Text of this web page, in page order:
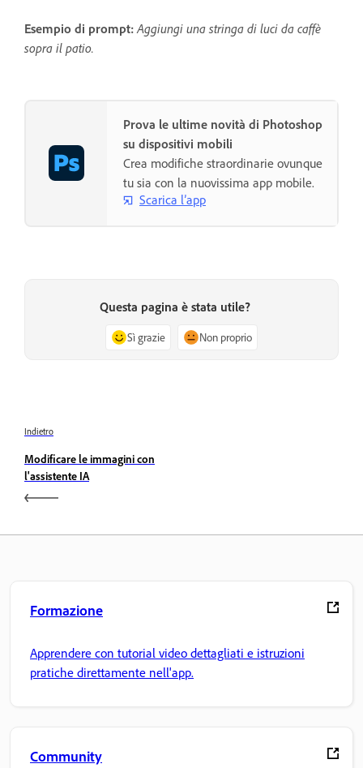
Esempio di prompt: Aggiungi una stringa di luci da caffè
sopra il patio.
Prova le ultime novità di Photoshop
su dispositivi mobili
Crea modifiche straordinarie ovunque
tu sia con la nuovissima app mobile.
Scarica l’app
Questa pagina è stata utile?
Sì grazie Non proprio
Indietro
Modificare le immagini con
l'assistente IA
Formazione
Apprendere con tutorial video dettagliati e istruzioni
pratiche direttamente nell'app.
Community